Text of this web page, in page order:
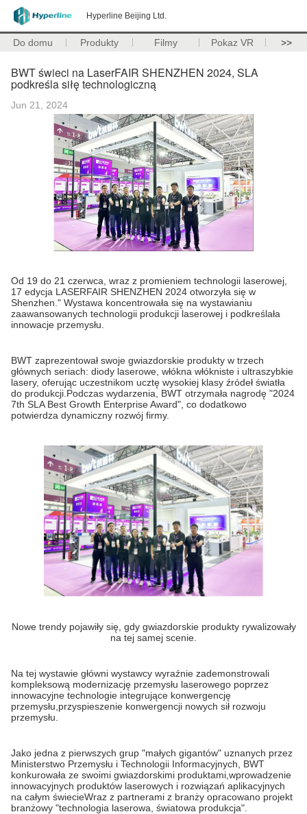
Hyperline Beijing Ltd.
Do domu Produkty Filmy Pokaz VR >>
BWT świeci na LaserFAIR SHENZHEN 2024, SLA
podkreśla siłę technologiczną
Jun 21, 2024
Od 19 do 21 czerwca, wraz z promieniem technologii laserowej,
17 edycja LASERFAIR SHENZHEN 2024 otworzyła się w
Shenzhen." Wystawa koncentrowała się na wystawianiu
zaawansowanych technologii produkcji laserowej i podkreślała
innowacje przemysłu.
BWT zaprezentował swoje gwiazdorskie produkty w trzech
głównych seriach: diody laserowe, włókna włókniste i ultraszybkie
lasery, oferując uczestnikom ucztę wysokiej klasy źródeł światła
do produkcji.Podczas wydarzenia, BWT otrzymała nagrodę "2024
7th SLA Best Growth Enterprise Award", co dodatkowo
potwierdza dynamiczny rozwój firmy.
Nowe trendy pojawiły się, gdy gwiazdorskie produkty rywalizowały
na tej samej scenie.
Na tej wystawie główni wystawcy wyraźnie zademonstrowali
kompleksową modernizację przemysłu laserowego poprzez
innowacyjne technologie integrujące konwergencję
przemysłu,przyspieszenie konwergencji nowych sił rozwoju
przemysłu.
Jako jedna z pierwszych grup "małych gigantów" uznanych przez
Ministerstwo Przemysłu i Technologii Informacyjnych, BWT
konkurowała ze swoimi gwiazdorskimi produktami,wprowadzenie
innowacyjnych produktów laserowych i rozwiązań aplikacyjnych
na całym świecieWraz z partnerami z branży opracowano projekt
branżowy "technologia laserowa, światowa produkcja".